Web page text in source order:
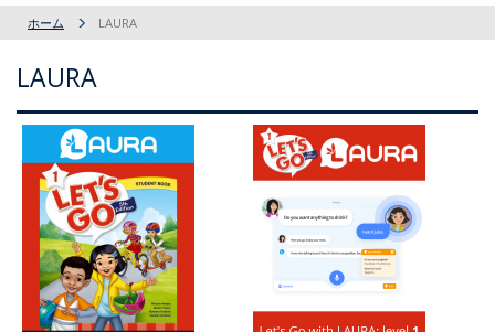
ホーム LAURA
LAURA